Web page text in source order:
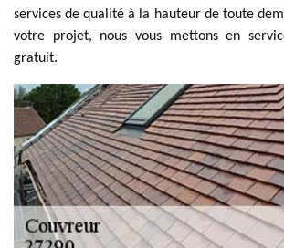
services de qualité à la hauteur de toute
votre projet, nous vous mettons en
gratuit.